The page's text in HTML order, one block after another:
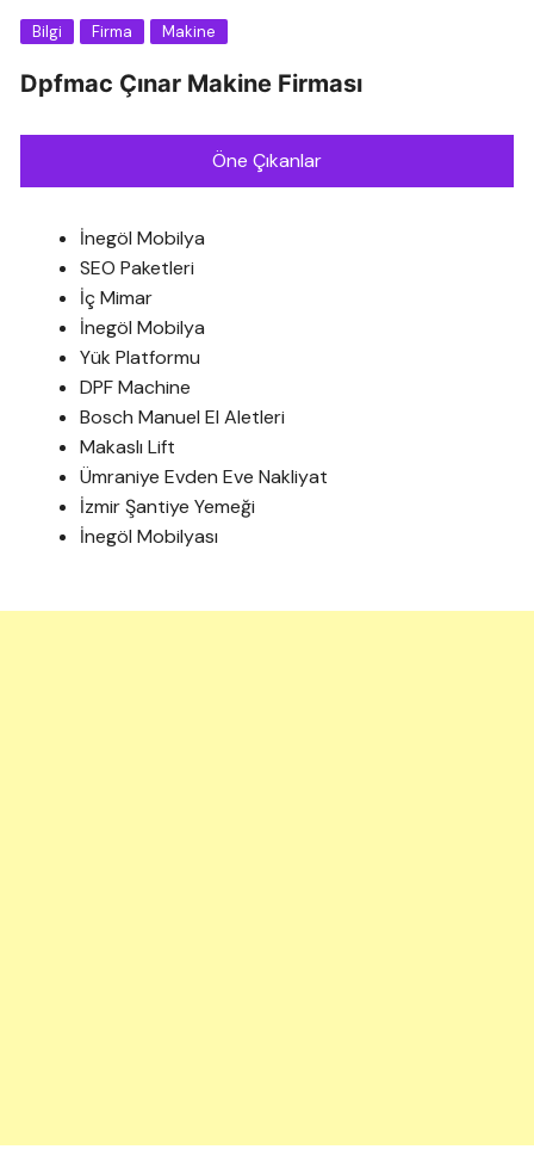
Bilgi Firma Makine
Dpfmac Çınar Makine Firması
Öne Çıkanlar
İnegöl Mobilya
SEO Paketleri
İç Mimar
İnegöl Mobilya
Yük Platformu
DPF Machine
Bosch Manuel El Aletleri
Makaslı Lift
Ümraniye Evden Eve Nakliyat
İzmir Şantiye Yemeği
İnegöl Mobilyası